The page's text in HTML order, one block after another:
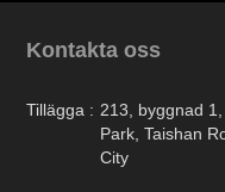
Kontakta oss
Tillägga : 213, byggnad
Park, Taishan
City